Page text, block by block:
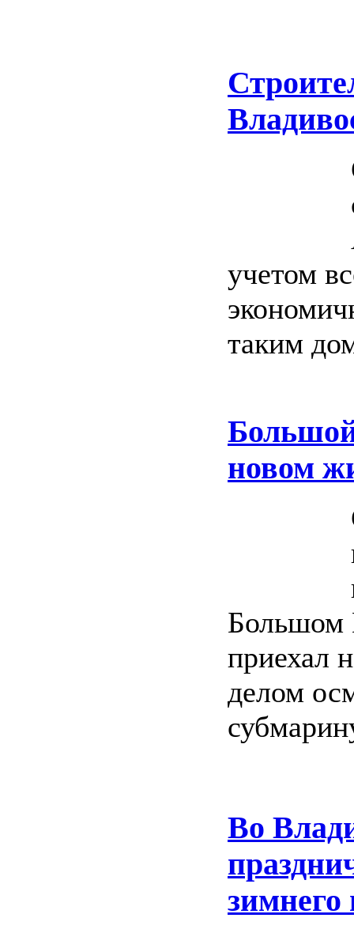
учетом
таким
новом
Большом
приехал
делом
Во
зимнего